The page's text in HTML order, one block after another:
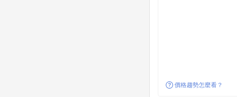
價格趨勢怎麼看？